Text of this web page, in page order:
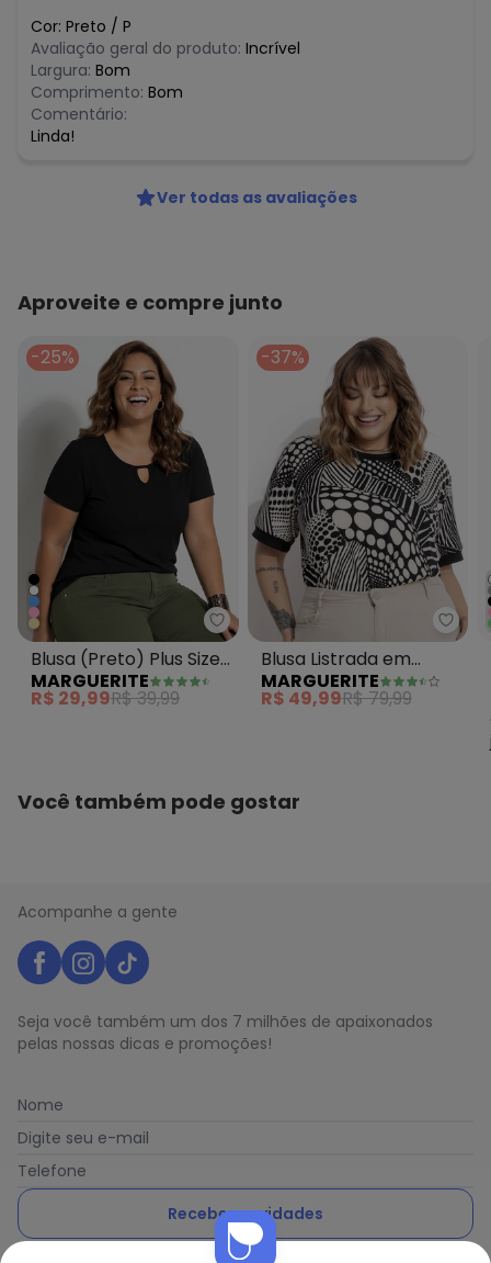
Cor: Preto / P
Avaliação geral do produto: Incrível
Largura: Bom
Comprimento: Bom
Comentário:
Linda!
Ver todas as avaliações
Aproveite e compre junto
-25%
Blusa (Preto) Plus Size
Blusa (Preto) Plus Size
Marguerite
MARGUERITE
R$ 29,99R$ 39,99
-37%
Blusa Listrada em
Malha Listrada
MARGUERITE
R$ 49,99R$ 79,99
Você também pode gostar
Acompanhe a gente
Seja você também um dos 7 milhões de apaixonados
pelas nossas dicas e promoções!
Nome
Digite seu e-mail
Telefone
Receber novidades